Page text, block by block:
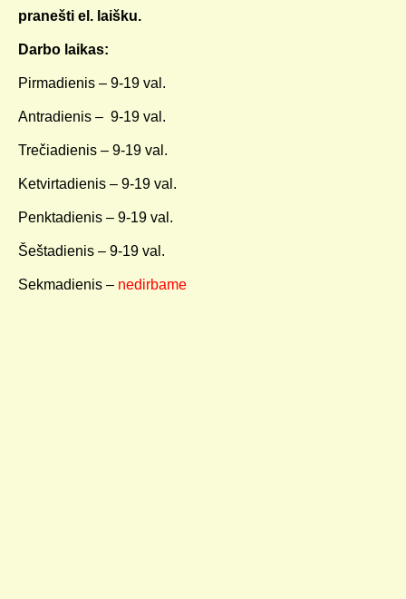
pranešti el. laišku.
Darbo laikas:
Pirmadienis – 9-19 val.
Antradienis – 9-19 val.
Trečiadienis – 9-19 val.
Ketvirtadienis – 9-19 val.
Penktadienis – 9-19 val.
Šeštadienis – 9-19 val.
Sekmadienis – nedirbame